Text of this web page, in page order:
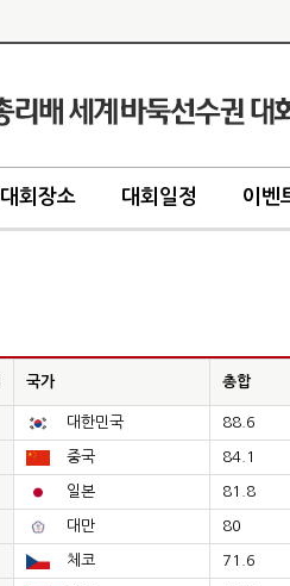
대회장소 대회일정 이벤
국가 총합
대한민국 88.6
중국 84.1
일본 81.8
대만 80
체코 71.6